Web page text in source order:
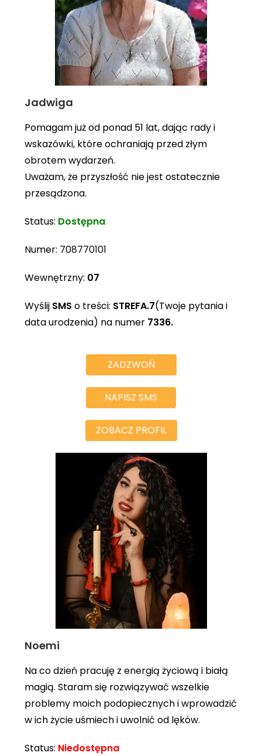
Jadwiga
Pomagam już od ponad 51 lat, dając rady i
wskazówki, które ochraniają przed złym
obrotem wydarzeń.
Uważam, że przyszłość nie jest ostatecznie
przesądzona.
Status: Dostępna
Numer: 708770101
Wewnętrzny: 07
Wyślij SMS o treści: STREFA.7(Twoje pytania i
data urodzenia) na numer 7336.
ZADZWOŃ
NAPISZ SMS
ZOBACZ PROFIL
Noemi
Na co dzień pracuję z energią życiową i białą
magią. Staram się rozwiązywać wszelkie
problemy moich podopiecznych i wprowadzić
w ich życie uśmiech i uwolnić od lęków.
Status: Niedostępna